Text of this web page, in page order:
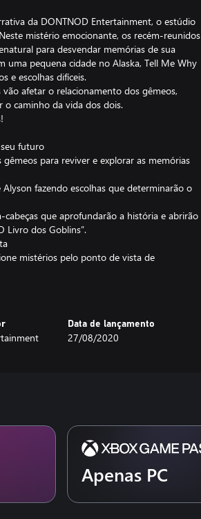
da DONTNOD Entertainment, o estúdio
mistério emocionante, os recém-reunidos
para desvendar memórias de sua
uma pequena cidade no Alaska, Tell Me Why
e escolhas difíceis.
afetar o relacionamento dos gêmeos,
o caminho da vida dos dois.
futuro
para reviver e explorar as memórias
fazendo escolhas que determinarão o
cabeças que aprofundarão a história e abrirão
Livro dos Goblins”.
mistérios pelo ponto de vista de
cidade do Alaska, linda e extremamente
e o Xbox Game Studios conduziram uma
de culturas, de saúde mental e de
Data de lançamento
27/08/2020
Apenas PC